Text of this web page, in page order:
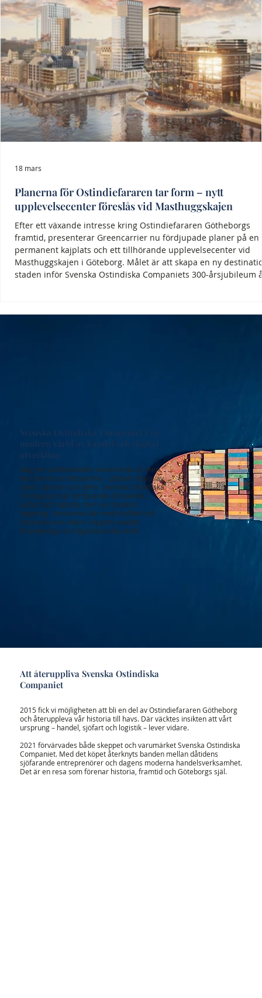
Planerna för Ostindiefararen tar form – nytt
upplevelsecenter föreslås vid Masthuggskajen
Efter ett växande intresse kring Ostindiefararen Götheborgs
framtid, presenterar Greencarrier nu fördjupade planer på en
permanent kajplats och ett tillhörande upplevelsecenter vid
Masthuggskajen i Göteborg. Målet är att skapa en ny
staden inför Svenska Ostindiska Companiets 300-årsjubileum
18 mars
Idag ser världshandeln annorlunda ut, men
dess kärna är densamma – globalt utbyte av
varor, tjänster och idéer. Svenska Ostindiska
Companiet står fortfarande för handel,
sjöfart och logistik, men i en modern
tappning. Koncernen bär med stolthet sitt
historiska arv vidare i dagens snabbt
föränderliga och digitaliserade värld.
Svenska Ostindiska Companiet i en
modern värld av handel och digital
utveckling
Att återuppliva Svenska Ostindiska
Companiet
2015 fick vi möjligheten att bli en del av Ostindiefararen Götheborg
och återuppleva vår historia till havs. Där väcktes insikten att vårt
ursprung – handel, sjöfart och logistik – lever vidare.
2021 förvärvades både skeppet och varumärket Svenska Ostindiska
Companiet. Med det köpet återknyts banden mellan dåtidens
sjöfarande entreprenörer och dagens moderna handelsverksamhet.
Det är en resa som förenar historia, framtid och Göteborgs själ.